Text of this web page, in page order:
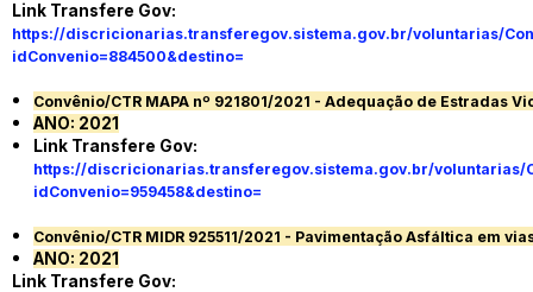
Link Transfere Gov:
https://discricionarias.transferegov.sistema.gov.br/voluntarias/
idConvenio=884500&destino=
Convênio/CTR MAPA nº 921801/2021 - Adequação de Estradas
ANO: 2021
Link Transfere Gov:
https://discricionarias.transferegov.sistema.gov.br/voluntarias/
idConvenio=959458&destino=
Convênio/CTR MIDR 925511/2021 - Pavimentação Asfáltica em
ANO: 2021
Link Transfere Gov: